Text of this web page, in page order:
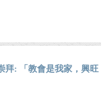
拜: 「教會是我家，興旺